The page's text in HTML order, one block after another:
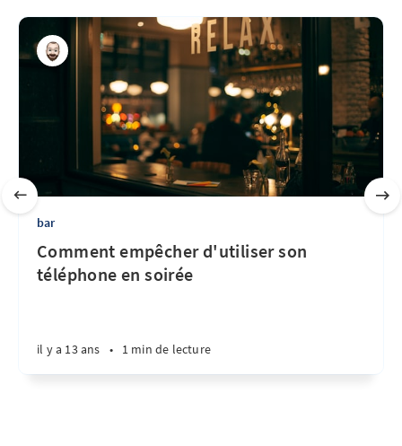
bar
Comment empêcher d'utiliser son
téléphone en soirée
il y a 13 ans • 1 min de lecture